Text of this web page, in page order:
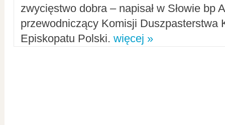
zwycięstwo dobra – napisał w Słowie bp
przewodniczący Komisji Duszpasterstwa
Episkopatu Polski. więcej »